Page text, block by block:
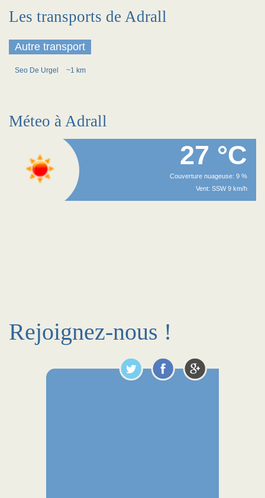
Les transports de Adrall
Autre transport
Seo De Urgel ~1 km
Méteo à Adrall
27 °C
Couverture nuageuse: 9 %
Vent: SSW 9 km/h
Rejoignez-nous !